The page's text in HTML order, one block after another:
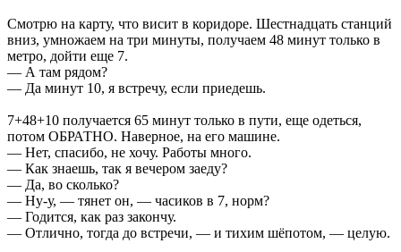
Смотрю на карту, что висит в коридоре. Шестнадцать станций
вниз, умножаем на три минуты, получаем 48 минут только в
метро, дойти еще 7.
— А там рядом?
— Да минут 10, я встречу, если приедешь.
7+48+10 получается 65 минут только в пути, еще одеться,
потом ОБРАТНО. Наверное, на его машине.
— Нет, спасибо, не хочу. Работы много.
— Как знаешь, так я вечером заеду?
— Да, во сколько?
— Ну-у, — тянет он, — часиков в 7, норм?
— Годится, как раз закончу.
— Отлично, тогда до встречи, — и тихим шёпотом, — целую.